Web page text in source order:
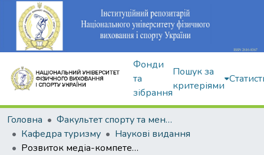
Фонди
та
зібрання
Пошук за
критеріями
Головна
Факультет спорту та менеджменту
Кафедра туризму
Наукові видання
Розвиток медіа-компетентності у студентів напряму підготовки «Туризм» у Національному університеті фізичного виховання і спорту України